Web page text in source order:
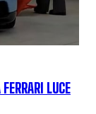
LUCE